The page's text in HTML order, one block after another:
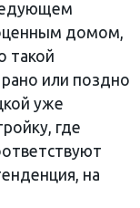
домом,
такой
или поздно
уже
где
на